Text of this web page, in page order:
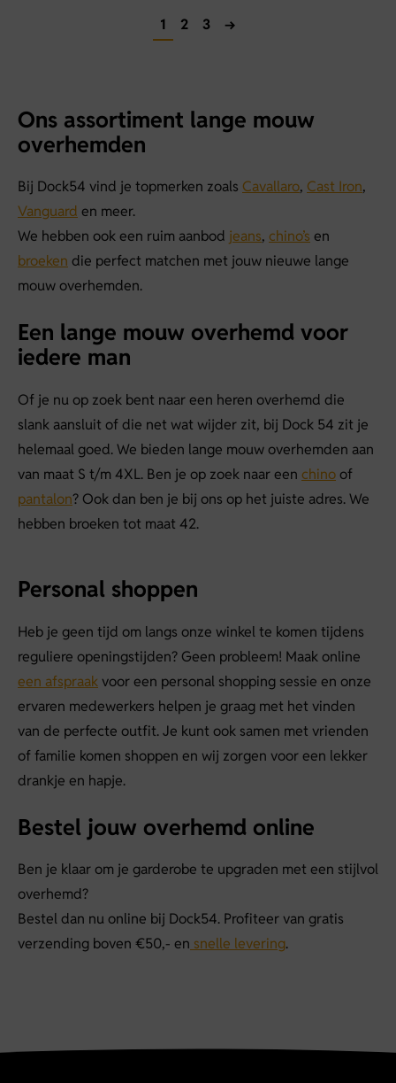
1 2 3 →
Ons assortiment lange mouw
overhemden
Bij Dock54 vind je topmerken zoals Cavallaro, Cast Iron,
Vanguard en meer.
We hebben ook een ruim aanbod jeans, chino’s en
broeken die perfect matchen met jouw nieuwe lange
mouw overhemden.
Een lange mouw overhemd voor
iedere man
Of je nu op zoek bent naar een heren overhemd die
slank aansluit of die net wat wijder zit, bij Dock 54 zit je
helemaal goed. We bieden lange mouw overhemden aan
van maat S t/m 4XL. Ben je op zoek naar een chinoof
pantalon? Ook dan ben je bij ons op het juiste adres. We
hebben broeken tot maat 42.
Personal shoppen
Heb je geen tijd om langs onze winkel te komen tijdens
reguliere openingstijden? Geen probleem! Maak online
een afspraakvoor een personal shopping sessie en onze
ervaren medewerkers helpen je graag met het vinden
van de perfecte outfit. Je kunt ook samen met vrienden
of familie komen shoppen en wij zorgen voor een lekker
drankje en hapje.
Bestel jouw overhemd online
Ben je klaar om je garderobe te upgraden met een stijlvol
overhemd?
Bestel dan nu online bij Dock54. Profiteer van gratis
verzending boven €50,- en snelle levering.